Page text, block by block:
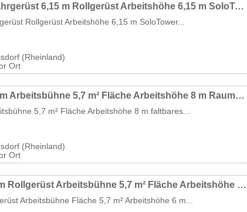
Personen-Fahrgerüst 6,15 m Rollgerüst Arbeitshöhe 6,15 m SoloTower Plattformgröße 1,15 x 0,8 m
Rollgerüst Arbeitshöhe 6,15 m SoloTower...
(Rheinland)
Ort
Rollgerüst 8 m Arbeitsbühne 5,7 m² Fläche Arbeitshöhe 8 m Raumgerüst Rollbock Alu Gerüst Rollgerüst
5,7 m² Fläche Arbeitshöhe 8 m faltbares...
(Rheinland)
Ort
Alugerüst 6 m Rollgerüst Arbeitsbühne 5,7 m² Fläche Arbeitshöhe faltbares Raumgerüst Rollbock Alu
Arbeitsbühne Fläche 5,7 m² Arbeitshöhe 6 m...